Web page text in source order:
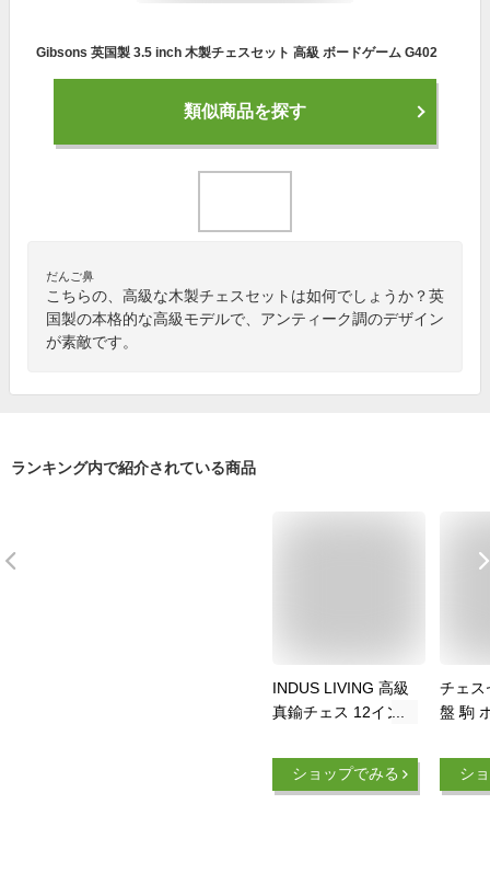
Gibsons 英国製 3.5 inch 木製チェスセット 高級 ボードゲーム G402
類似商品を探す
だんご鼻
こちらの、高級な木製チェスセットは如何でしょうか？英
国製の本格的な高級モデルで、アンティーク調のデザイン
が素敵です。
ランキング内で紹介されている商品
INDUS LIVING 高級
真鍮チェス 12インチ
ト プレミアムブラッ
クとシルバー仕上げ
ショップでみる
チェス
盤 駒
み盤
新品
シ